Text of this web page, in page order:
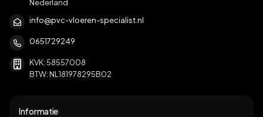
Nederland
info@pvc-vloeren-specialist.nl
0651729249
KVK: 58557008
BTW: NL181978295B02
Informatie